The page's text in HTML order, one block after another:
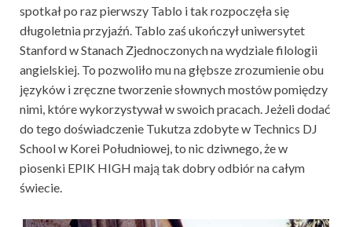
spotkał po raz pierwszy Tablo i tak rozpoczęła się
długoletnia przyjaźń. Tablo zaś ukończył uniwersytet
Stanford w Stanach Zjednoczonych na wydziale filologii
angielskiej. To pozwoliło mu na głębsze zrozumienie obu
języków i zręczne tworzenie słownych mostów pomiędzy
nimi, które wykorzystywał w swoich pracach. Jeżeli dodać
do tego doświadczenie Tukutza zdobyte w Technics DJ
School w Korei Południowej, to nic dziwnego, że w
piosenki EPIK HIGH mają tak dobry odbiór na całym
świecie.